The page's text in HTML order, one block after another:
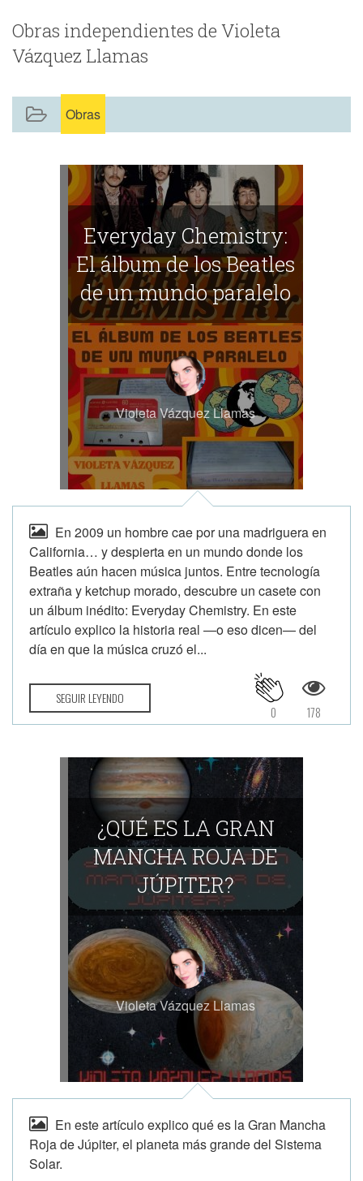
Obras independientes de Violeta
Vázquez Llamas
Obras
Everyday Chemistry:
El álbum de los Beatles
de un mundo paralelo
Violeta Vázquez Llamas
En 2009 un hombre cae por una madriguera en
California… y despierta en un mundo donde los
Beatles aún hacen música juntos. Entre tecnología
extraña y ketchup morado, descubre un casete con
un álbum inédito: Everyday Chemistry. En este
artículo explico la historia real —o eso dicen— del
día en que la música cruzó el...
SEGUIR LEYENDO
178
0
¿QUÉ ES LA GRAN
MANCHA ROJA DE
JÚPITER?
Violeta Vázquez Llamas
En este artículo explico qué es la Gran Mancha
Roja de Júpiter, el planeta más grande del Sistema
Solar.